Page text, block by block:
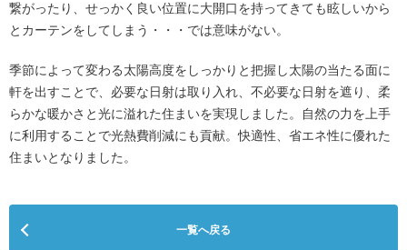
繋がったり、せっかく良い位置に大開口を持ってきても眩しいから
とカーテンをしてしまう・・・では意味がない。
季節によって変わる太陽高度をしっかりと把握し太陽の当たる面に
軒を出すことで、必要な日射は取り入れ、不必要な日射を遮り、柔
らかな暖かさと光に溢れた住まいを実現しました。自然の力を上手
に利用することで光熱費削減にも貢献。快適性、省エネ性に優れた
住まいとなりました。
一覧へ戻る